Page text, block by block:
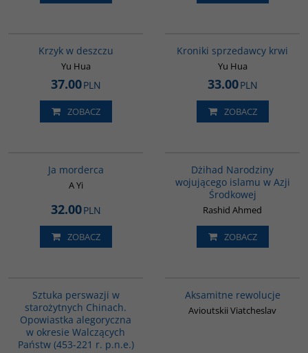
Krzyk w deszczu
Yu Hua
37.00PLN
ZOBACZ
Kroniki sprzedawcy krwi
Yu Hua
33.00PLN
ZOBACZ
Ja morderca
A Yi
32.00PLN
ZOBACZ
Dżihad Narodziny
wojującego islamu w Azji
Środkowej
Rashid Ahmed
ZOBACZ
Sztuka perswazji w
starożytnych Chinach.
Opowiastka alegoryczna
w okresie Walczących
Państw (453-221 r. p.n.e.)
Aksamitne rewolucje
Avioutskii Viatcheslav